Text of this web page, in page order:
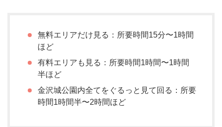
無料エリアだけ見る：所要時間15分〜1時間
ほど
有料エリアも見る：所要時間1時間〜1時間
半ほど
金沢城公園内全てをぐるっと見て回る：所要
時間1時間半〜2時間ほど